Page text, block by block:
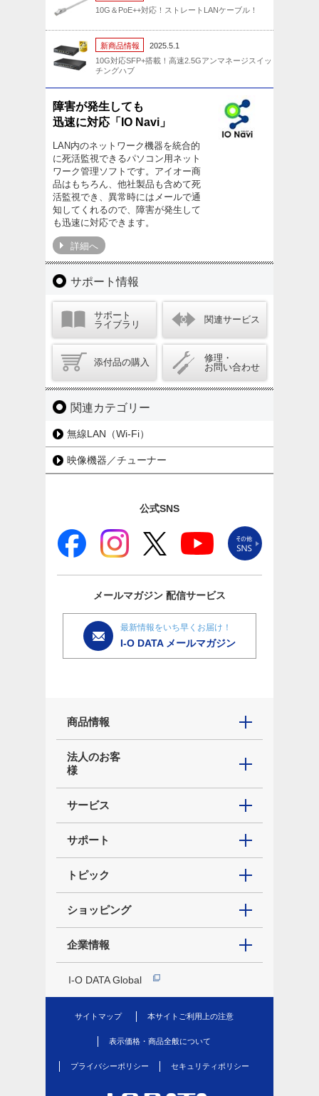
10G＆PoE++対応！ストレートLANケーブル！
新商品情報
2025.5.1
10G対応SFP+搭載！高速2.5Gアンマネージスイッ
チングハブ
障害が発生しても
迅速に対応「IO Navi」
LAN内のネットワーク機器を統合的
に死活監視できるパソコン用ネット
ワーク管理ソフトです。アイオー商
品はもちろん、他社製品も含めて死
活監視でき、異常時にはメールで通
知してくれるので、障害が発生して
も迅速に対応できます。
詳細へ
サポート情報
サポート
ライブラリ
関連サービス
添付品の購入
修理・
お問い合わせ
関連カテゴリー
無線LAN（Wi-Fi）
映像機器／チューナー
公式SNS
メールマガジン 配信サービス
最新情報をいち早くお届け！
I-O DATA メールマガジン
商品情報
法人のお客
様
サービス
サポート
トピック
ショッピング
企業情報
I-O DATA Global
サイトマップ 本サイトご利用上の注意
表示価格・商品全般について
プライバシーポリシー セキュリティポリシー